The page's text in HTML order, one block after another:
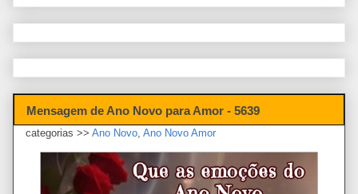
Mensagem de Ano Novo para Amor - 5639
categorias >> Ano Novo, Ano Novo Amor